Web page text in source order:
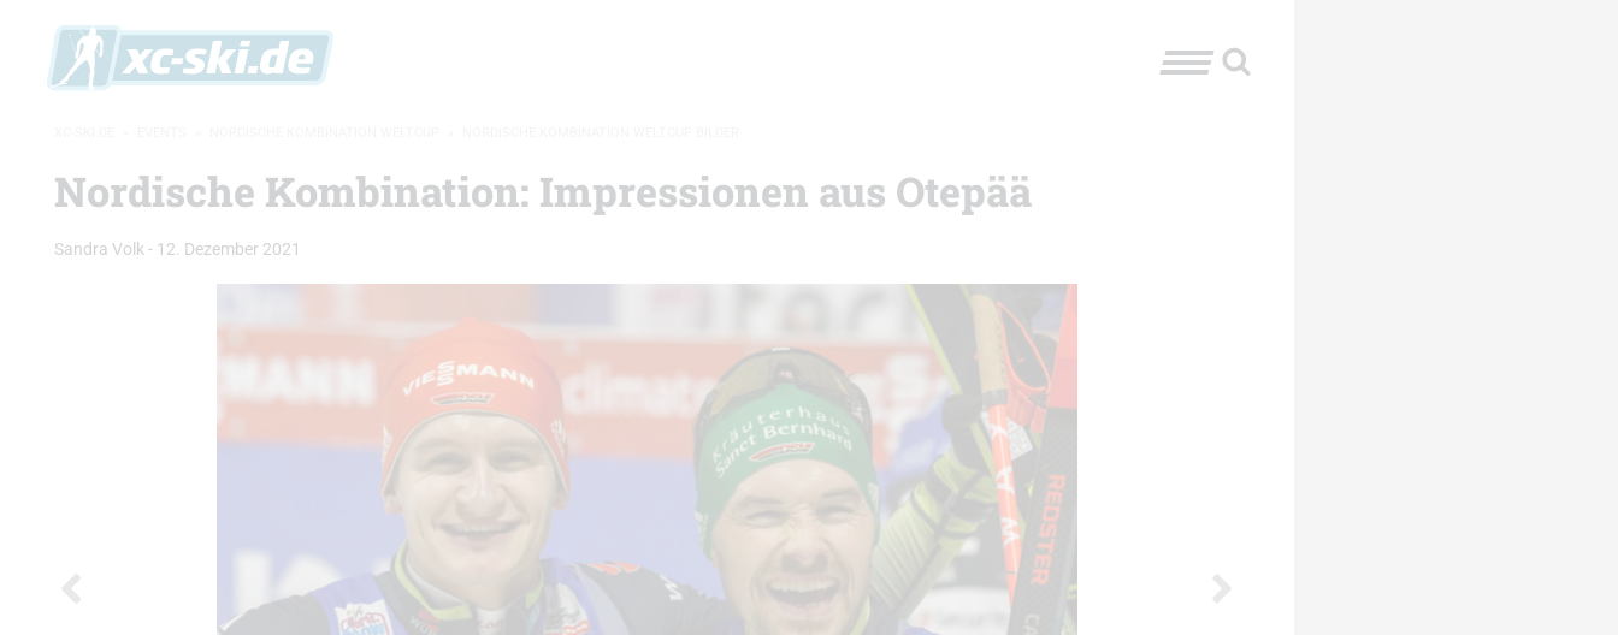
Nordische Kombination: Impressionen aus Otepää
Sandra Volk- 12. Dezember 2021